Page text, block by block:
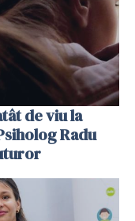
de viu la
Radu